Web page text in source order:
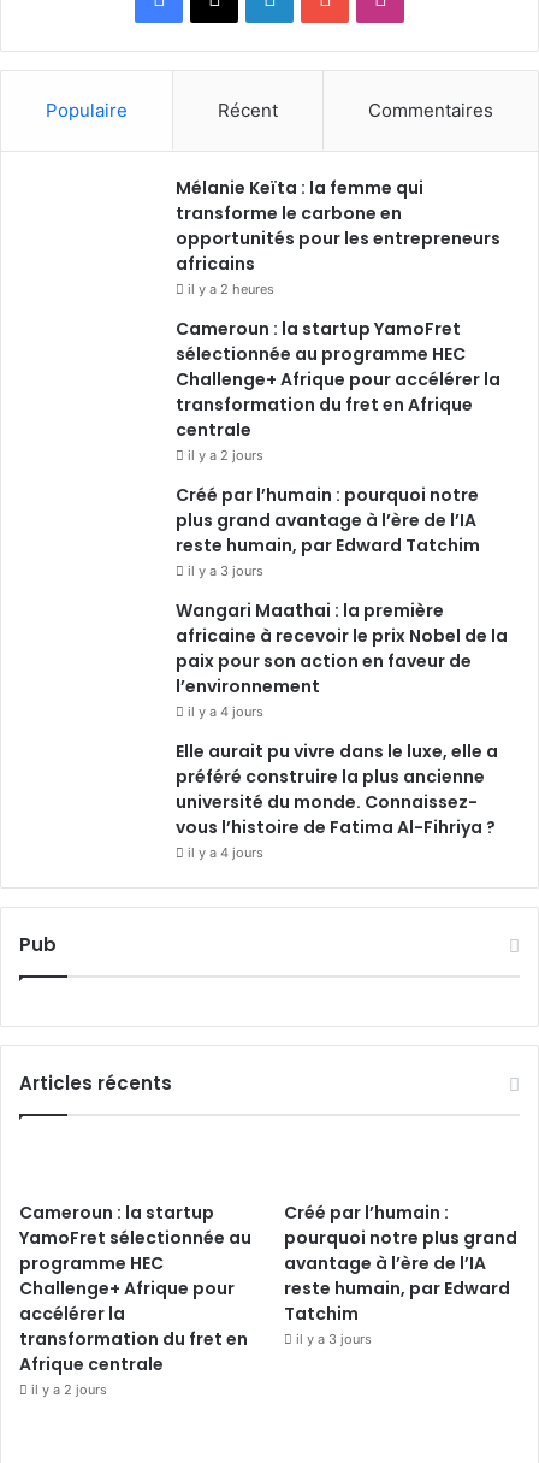
Populaire Récent Commentaires
Mélanie Keïta : la femme qui
transforme le carbone en
opportunités pour les entrepreneurs
africains
il y a 2 heures
Cameroun : la startup YamoFret
sélectionnée au programme HEC
Challenge+ Afrique pour accélérer la
transformation du fret en Afrique
centrale
il y a 2 jours
Créé par l’humain : pourquoi notre
plus grand avantage à l’ère de l’IA
reste humain, par Edward Tatchim
il y a 3 jours
Wangari Maathai : la première
africaine à recevoir le prix Nobel de la
paix pour son action en faveur de
l’environnement
il y a 4 jours
Elle aurait pu vivre dans le luxe, elle a
préféré construire la plus ancienne
université du monde. Connaissez-
vous l’histoire de Fatima Al-Fihriya ?
il y a 4 jours
Pub
Articles récents
Cameroun : la startup
YamoFret sélectionnée au
programme HEC
Challenge+ Afrique pour
accélérer la
transformation du fret en
Afrique centrale
il y a 2 jours
Créé par l’humain :
pourquoi notre plus grand
avantage à l’ère de l’IA
reste humain, par Edward
Tatchim
il y a 3 jours